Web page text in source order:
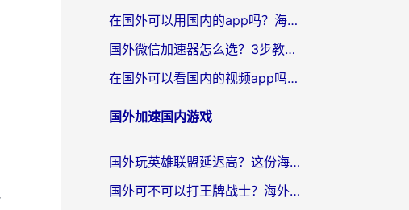
在国外可以用国内的app吗？海外党亲测有效的回国加速方案
国外微信加速器怎么选？3步教你无缝访问国内资源（附避坑指南）
在国外可以看国内的视频app吗知乎？海外党亲测有效的追剧解决方案
国外加速国内游戏
国外玩英雄联盟延迟高？这份海外畅玩国服游戏的加速器终极指南帮你搞定
国外可不可以打王牌战士？海外党国服游戏加速终极指南（附3款热门游戏实测）